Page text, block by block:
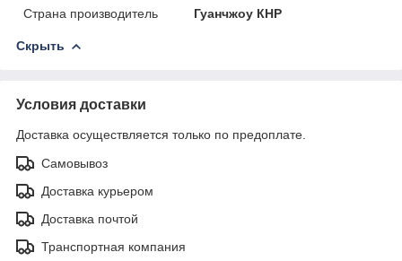
Страна производитель
Гуанчжоу КНР
Скрыть
Условия доставки
Доставка осуществляется только по предоплате.
Самовывоз
Доставка курьером
Доставка почтой
Транспортная компания